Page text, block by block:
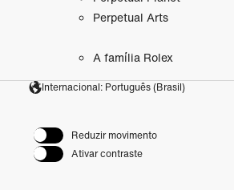
Perpetual Arts
A família Rolex
Internacional: Português (Brasil)
Reduzir movimento
Ativar contraste